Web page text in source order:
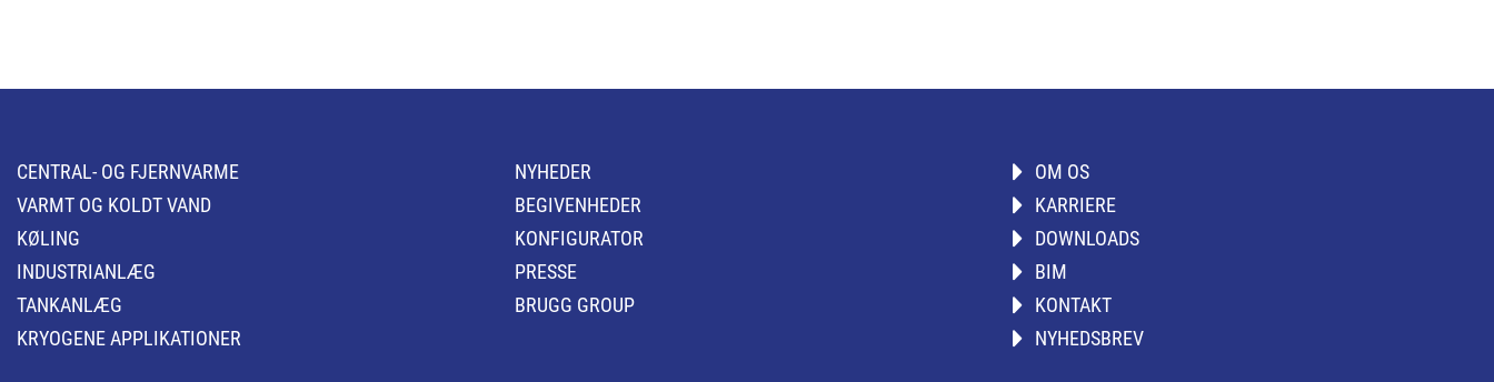
CENTRAL- OG FJERNVARME
VARMT OG KOLDT VAND
KØLING
INDUSTRIANLÆG
TANKANLÆG
KRYOGENE APPLIKATIONER
NYHEDER
BEGIVENHEDER
KONFIGURATOR
PRESSE
BRUGG GROUP
OM OS
KARRIERE
DOWNLOADS
BIM
KONTAKT
NYHEDSBREV